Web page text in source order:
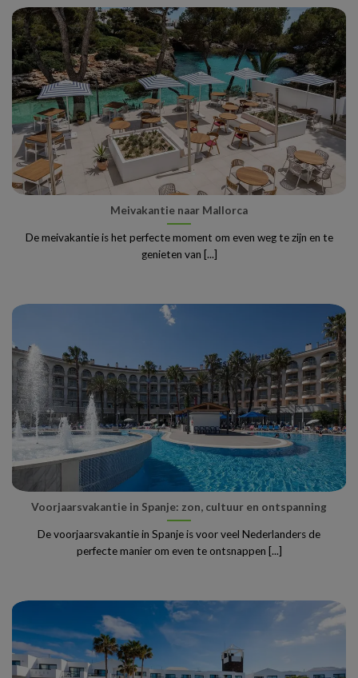
Meivakantie naar Mallorca
De meivakantie is het perfecte moment om even weg te zijn en te
genieten van [...]
Voorjaarsvakantie in Spanje: zon, cultuur en ontspanning
De voorjaarsvakantie in Spanje is voor veel Nederlanders de
perfecte manier om even te ontsnappen [...]